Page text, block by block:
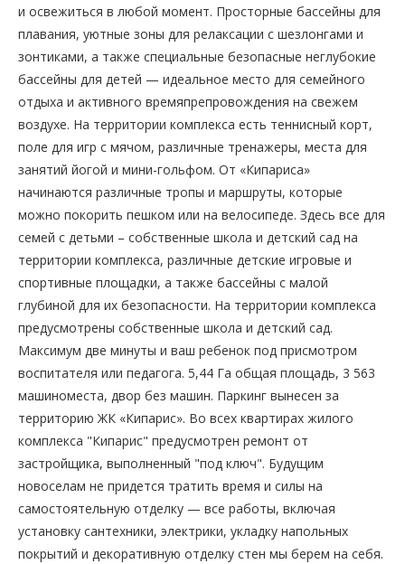
и освежиться в любой момент. Просторные бассейны для
плавания, уютные зоны для релаксации с шезлонгами и
зонтиками, а также специальные безопасные неглубокие
бассейны для детей — идеальное место для семейного
отдыха и активного времяпрепровождения на свежем
воздухе. На территории комплекса есть теннисный корт,
поле для игр с мячом, различные тренажеры, места для
занятий йогой и мини-гольфом. От «Кипариса»
начинаются различные тропы и маршруты, которые
можно покорить пешком или на велосипеде. Здесь все для
семей с детьми – собственные школа и детский сад на
территории комплекса, различные детские игровые и
спортивные площадки, а также бассейны с малой
глубиной для их безопасности. На территории комплекса
предусмотрены собственные школа и детский сад.
Максимум две минуты и ваш ребенок под присмотром
воспитателя или педагога. 5,44 Га общая площадь, 3 563
машиноместа, двор без машин. Паркинг вынесен за
территорию ЖК «Кипарис». Во всех квартирах жилого
комплекса "Кипарис" предусмотрен ремонт от
застройщика, выполненный "под ключ". Будущим
новоселам не придется тратить время и силы на
самостоятельную отделку — все работы, включая
установку сантехники, электрики, укладку напольных
покрытий и декоративную отделку стен мы берем на себя.